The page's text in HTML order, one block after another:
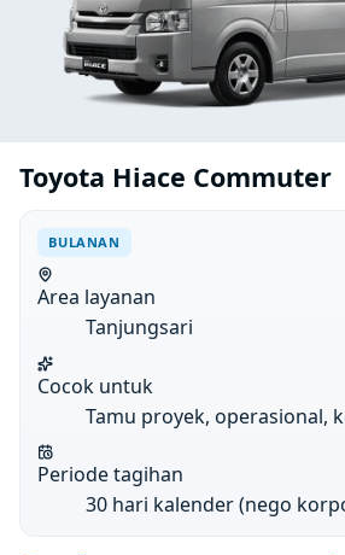
Toyota Hiace Commuter
BULANAN
Area layanan
Tanjungsari
Cocok untuk
Tamu proyek, operasional,
Periode tagihan
30 hari kalender (nego